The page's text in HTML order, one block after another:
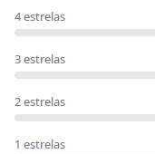
4 estrelas
3 estrelas
2 estrelas
1 estrelas